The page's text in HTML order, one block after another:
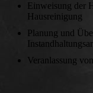
Einweisung der
Hausreinigung
Planung und
Veranlassung